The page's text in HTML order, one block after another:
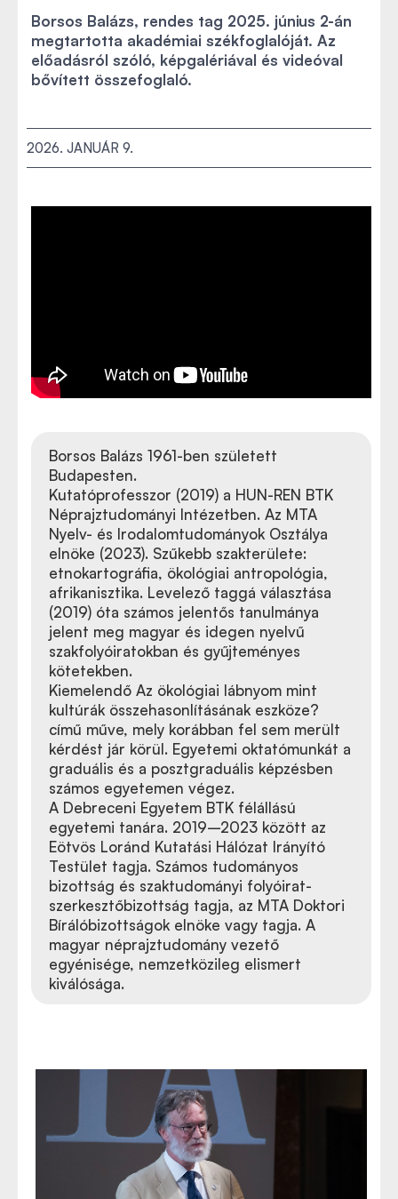
Borsos Balázs, rendes tag 2025. június 2-án
megtartotta akadémiai székfoglalóját. Az
előadásról szóló, képgalériával és videóval
bővített összefoglaló.
2026. JANUÁR 9.
Borsos Balázs 1961-ben született
Budapesten.
Kutatóprofesszor (2019) a HUN-REN BTK
Néprajztudományi Intézetben. Az MTA
Nyelv- és Irodalomtudományok Osztálya
elnöke (2023). Szűkebb szakterülete:
etnokartográfia, ökológiai antropológia,
afrikanisztika. Levelező taggá választása
(2019) óta számos jelentős tanulmánya
jelent meg magyar és idegen nyelvű
szakfolyóiratokban és gyűjteményes
kötetekben.
Kiemelendő Az ökológiai lábnyom mint
kultúrák összehasonlításának eszköze?
című műve, mely korábban fel sem merült
kérdést jár körül. Egyetemi oktatómunkát a
graduális és a posztgraduális képzésben
számos egyetemen végez.
A Debreceni Egyetem BTK félállású
egyetemi tanára. 2019–2023 között az
Eötvös Loránd Kutatási Hálózat Irányító
Testület tagja. Számos tudományos
bizottság és szaktudományi folyóirat-
szerkesztőbizottság tagja, az MTA Doktori
Bírálóbizottságok elnöke vagy tagja. A
magyar néprajztudomány vezető
egyénisége, nemzetközileg elismert
kiválósága.